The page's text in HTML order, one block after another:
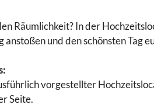
Räumlichkeit? In der
und den schönsten Tag
vorgestellter
Seite.